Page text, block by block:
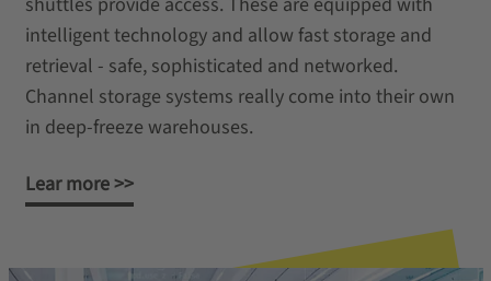
intelligent technology and allow fast storage and
retrieval - safe, sophisticated and networked.
Channel storage systems really come into their own
in deep-freeze warehouses.
Lear more >>